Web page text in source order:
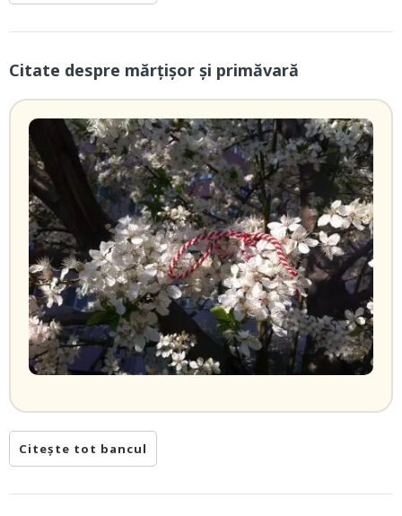
Citate despre mărțișor și primăvară
Citește tot bancul